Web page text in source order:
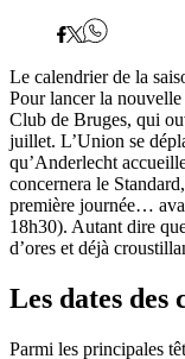
Le calendrier de la
Pour lancer la
Club de Bruges, qui
juillet. L’Union se
qu’Anderlecht
concernera le
première journée…
18h30). Autant dire
d’ores et déjà
Les dates des
Parmi les principales